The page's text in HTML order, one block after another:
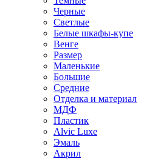
Черные
Светлые
Белые шкафы-купе
Венге
Размер
Маленькие
Большие
Средние
Отделка и материал
МДФ
Пластик
Alvic Luxe
Эмаль
Акрил